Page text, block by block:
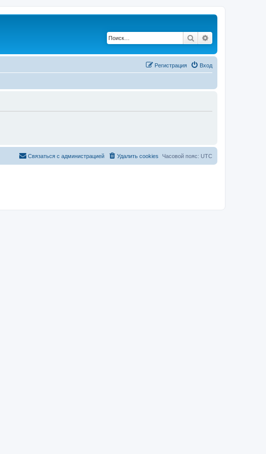
Поиск
Вход
Регистрация
Часовой пояс: UTC
Удалить cookies
Связаться с администрацией